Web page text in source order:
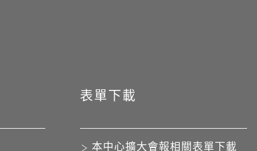
表單下載
本中心擴大會報相關表單下載